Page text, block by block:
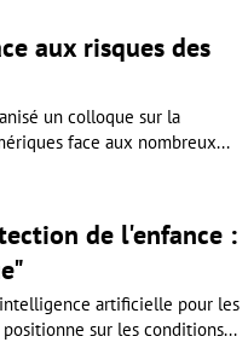
aux risques des
un colloque sur la
face aux nombreux...
de l'enfance :
artificielle pour les
sur les conditions...